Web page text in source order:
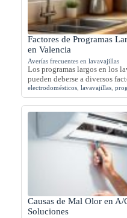
Factores de Programas
en Valencia
Averías frecuentes en lavavajillas
Los programas largos en los
pueden deberse a diversos
electrodomésticos lavavajillas
Causas de Mal Olor en A/
Soluciones